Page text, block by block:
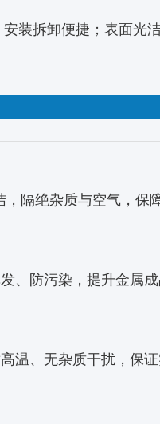
装拆卸便捷；表面光
隔绝杂质与空气，保
、防污染，提升金属
温、无杂质干扰，保